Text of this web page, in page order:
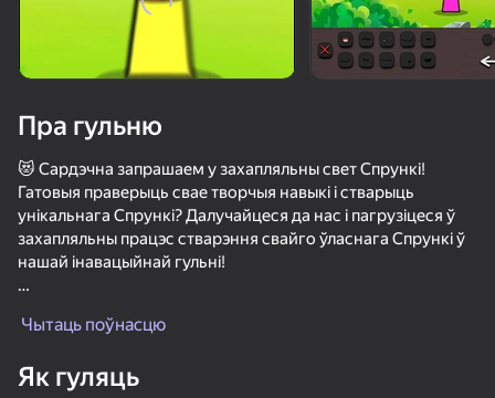
Монстр с щупальцами : поймай всех девочек
Спрунки
Пра гульню
😻 Сардэчна запрашаем у захапляльны свет Спрункі!
Гатовыя праверыць свае творчыя навыкі і стварыць
унікальнага Спрункі? Далучайцеся да нас і пагрузіцеся ў
захапляльны працэс стварэння свайго ўласнага Спрункі ў
нашай інавацыйнай гульні!
рэдагавання персанажаў, дзе вы можаце ўвасобіць свае
распараджэнні шырокі выбар: выразныя вочы, мілы носік,
Чытаць поўнасцю
Як гуляць